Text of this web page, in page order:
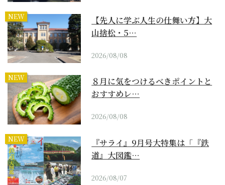
NEW
【先人に学ぶ人生の仕舞い方】大
山捨松・5…
2026/08/08
NEW
８月に気をつけるべきポイントと
おすすめレ…
2026/08/08
NEW
『サライ』9月号大特集は「『鉄
道』大図鑑…
2026/08/07